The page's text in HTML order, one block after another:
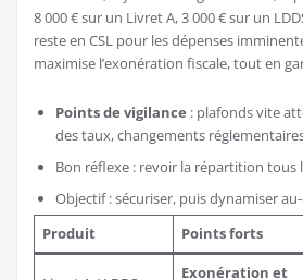
8 000 € sur un Livret A, 3 000 € sur un
reste en CSL pour les dépenses
maximise l’exonération fiscale, tout en
Points de vigilance : plafonds vite
des taux, changements
Bon réflexe : revoir la répartition tous
Objectif : sécuriser, puis dynamiser
Produit
Points forts
Exonération et